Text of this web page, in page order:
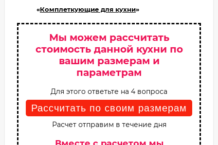
«Комплеткующие для кухни»
Мы можем рассчитать
стоимость данной кухни по
вашим размерам и
параметрам
Для этого ответьте на 4 вопроса
Рассчитать по своим размерам
Расчет отправим в течение дня